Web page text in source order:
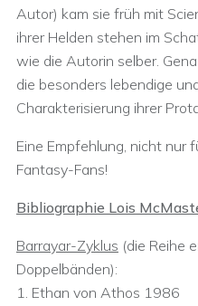
Autor) kam sie früh mit
ihrer Helden stehen im
wie die Autorin selber.
die besonders lebendige
Charakterisierung ihrer
Eine Empfehlung, nicht nur
Fantasy-Fans!
Bibliographie Lois
Barrayar-Zyklus (die Reihe
Doppelbänden):
1. Ethan von Athos 1986